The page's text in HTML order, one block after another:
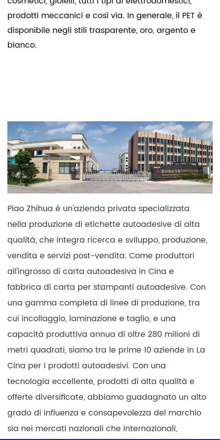
prodotti meccanici e così via. In generale, il PET è
disponibile negli stili trasparente, oro, argento e
bianco.
Piao Zhihua è un'azienda privata specializzata
nella produzione di etichette autoadesive di alta
qualità, che integra ricerca e sviluppo, produzione,
vendita e servizi post-vendita. Come produttori
all'ingrosso di carta autoadesiva in Cina e
fabbrica di carta per stampanti autoadesive. Con
una gamma completa di linee di produzione, tra
cui incollaggio, laminazione e taglio, e una
capacità produttiva annua di oltre 280 milioni di
metri quadrati, siamo tra le prime 10 aziende in La
Cina per i prodotti autoadesivi. Con una
tecnologia eccellente, prodotti di alta qualità e
offerte diversificate, abbiamo guadagnato un alto
grado di influenza e consapevolezza del marchio
sia nei mercati nazionali che internazionali,